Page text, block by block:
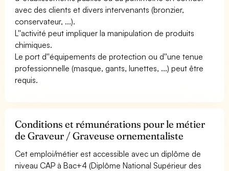
avec des clients et divers intervenants (bronzier,
conservateur, ...).
L''activité peut impliquer la manipulation de produits
chimiques.
Le port d''équipements de protection ou d''une tenue
professionnelle (masque, gants, lunettes, ...) peut être
requis.
Conditions et rémunérations pour le métier
de Graveur / Graveuse ornementaliste
Cet emploi/métier est accessible avec un diplôme de
niveau CAP à Bac+4 (Diplôme National Supérieur des